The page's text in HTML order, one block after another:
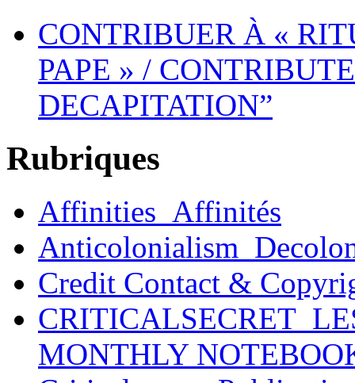
CONTRIBUER À «
PAPE » /
DECAPITATION”
Rubriques
Affinities_Affinités
Credit Contact &
MONTHLY